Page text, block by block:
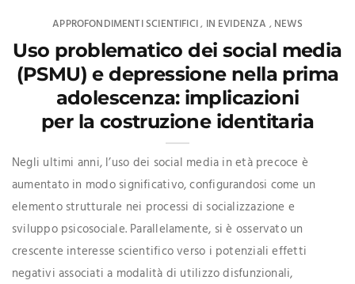
APPROFONDIMENTI SCIENTIFICI, IN EVIDENZA , NEWS
Uso problematico dei social media
(PSMU) e depressione nella prima
adolescenza: implicazioni
per la costruzione identitaria
Negli ultimi anni, l’uso dei social media in età precoce è
aumentato in modo significativo, configurandosi come un
elemento strutturale nei processi di socializzazione e
sviluppo psicosociale. Parallelamente, si è osservato un
crescente interesse scientifico verso i potenziali effetti
negativi associati a modalità di utilizzo disfunzionali,